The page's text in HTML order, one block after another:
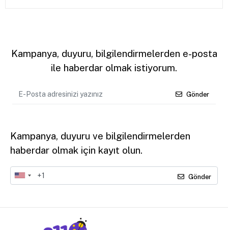
Kampanya, duyuru, bilgilendirmelerden e-posta
ile haberdar olmak istiyorum.
Gönder
Kampanya, duyuru ve bilgilendirmelerden
haberdar olmak için kayıt olun.
Gönder